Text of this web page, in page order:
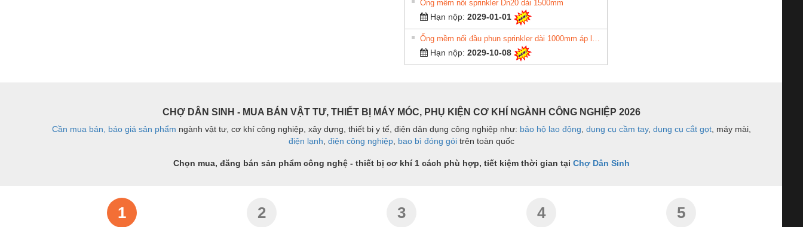
Thiết bị sơn - Sơn
Thiêt bị PCCC
Thiết bị truyền động
Ống mềm nối sprinkler Dn20 dài 1500mm
Hạn nộp: 2029-01-01
Hạn nộp: 2029-10-08
CHỢ DÂN SINH - MUA BÁN VẬT TƯ, THIẾT BỊ MÁY MÓC, PHỤ KIỆN CƠ KHÍ NGÀNH CÔNG NGHIỆP 2026
Cần mua bán, báo giá sản phẩm ngành vật tư, cơ khí công nghiệp, xây dựng, thiết bị y tế, điện dân dụng công nghiệp như: bảo hộ lao động dụng cụ cầm tay, dụng cụ cắt gọt , máy mài,
điện lạnh điện công nghiệp bao bì đóng gói trên toàn quốc
Chọn mua, đăng bán sản phẩm công nghệ - thiết bị cơ khí 1 cách phù hợp, tiết kiệm thời gian tại Chợ Dân Sinh
1 2 3 4 5